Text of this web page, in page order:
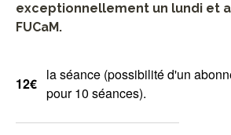
exceptionnellement un lundi et
FUCaM.
12€
la séance (possibilité d'un
pour 10 séances).